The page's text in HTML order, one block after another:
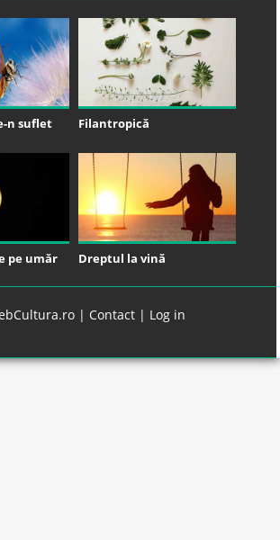
n suflet Filantropică
pe umăr Dreptul la vină
| Contact| Log in